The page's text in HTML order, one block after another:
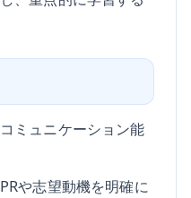
ミュニケーション能
や志望動機を明確に